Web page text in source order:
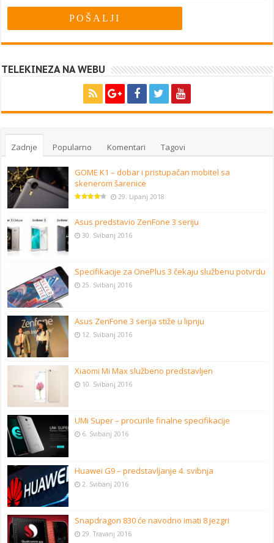
TELEKINEZA NA WEBU
Zadnje Popularno Komentari Tagovi
GOME K1 – dobar i pristupačan mobitel sa
skenerom šarenice
29. Lipanj 2018
Asus predstavio ZenFone 3 seriju
30. Svibanj 2016
Specifikacije za OnePlus 3 čekaju službenu potvrdu
25. Svibanj 2016
Asus ZenFone 3 serija stiže u lipnju
12. Svibanj 2016
Xiaomi Mi Max službeno predstavljen
10. Svibanj 2016
UMi Super – procurile finalne specifikacije
6. Svibanj 2016
Huawei G9 – predstavljanje 4. svibnja
2. Svibanj 2016
Snapdragon 830 će navodno imati 8 jezgri
29. Travanj 2016